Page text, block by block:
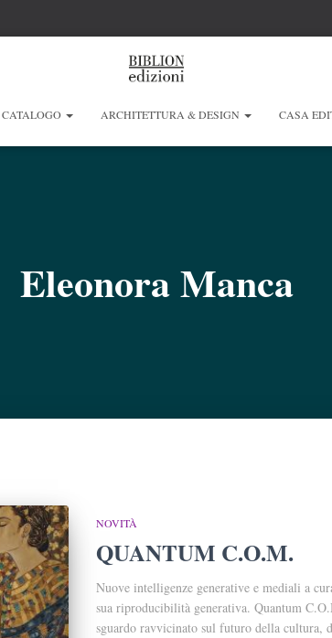
CATALOGO ARCHITETTURA & DESIGN CASA
Eleonora Manca
NOVITÀ
QUANTUM C.O.M.
Nuove intelligenze generative e mediali a
sua riproducibilità generativa. Quantum
sguardo ravvicinato sul futuro della cultura,